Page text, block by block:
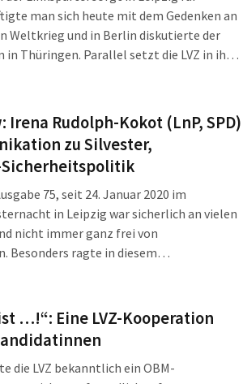
man sich heute mit dem Gedenken an
Weltkrieg und in Berlin diskutierte der
in Thüringen. Parallel setzt die LVZ in ihrer
was am Donnerstag, den 13. Februar
wichtig war.
Irena Rudolph-Kokot (LnP, SPD)
zu Silvester,
Sicherheitspolitik
75, seit 24. Januar 2020 im
in Leipzig war sicherlich an vielen
nicht immer ganz frei von
Besonders ragte in diesem
Doch auch die Umstände der
der rund 250 Polizeibeamten am
rund 1.000 Feiernden, die
und eine persönliche Wortmeldung
Torsten Schultze gerieten in die Kritik.
…!“: Eine LVZ-Kooperation
die LVZ bekanntlich ein OBM-